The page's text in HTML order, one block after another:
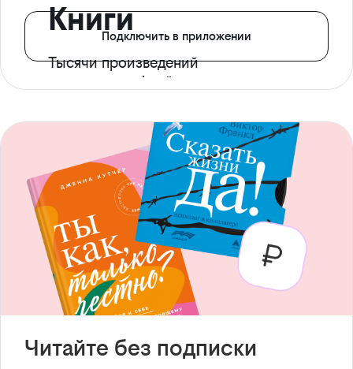
Книги
Тысячи произведений
с доступом офлайн
Подключить в приложении
Читайте без подписки